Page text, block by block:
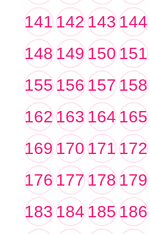
141142143144
148149150151
155156157158
162163164165
169170171172
176177178179
183184185186